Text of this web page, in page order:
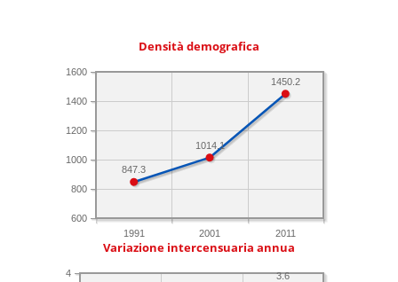
Densità demografica
1991 2001 2011
600
800
1000
1200
1400
1600
1450.2
1014.1
847.3
Variazione intercensuaria annua
4 3.6